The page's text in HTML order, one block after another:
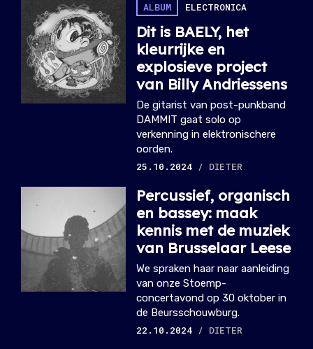
ALBUM ELECTRONICA
Dit is BAELY, het
kleurrijke en
explosieve project
van Billy Andriessens
De gitarist van post-punkband
DAMMIT gaat solo op
verkenning in elektronischere
oorden.
25.10.2024 / DIETER
Percussief, organisch
en bassey: maak
kennis met de muziek
van Brusselaar Leese
We spraken haar naar aanleiding
van onze Stoemp-
concertavond op 30 oktober in
de Beursschouwburg.
22.10.2024 / DIETER